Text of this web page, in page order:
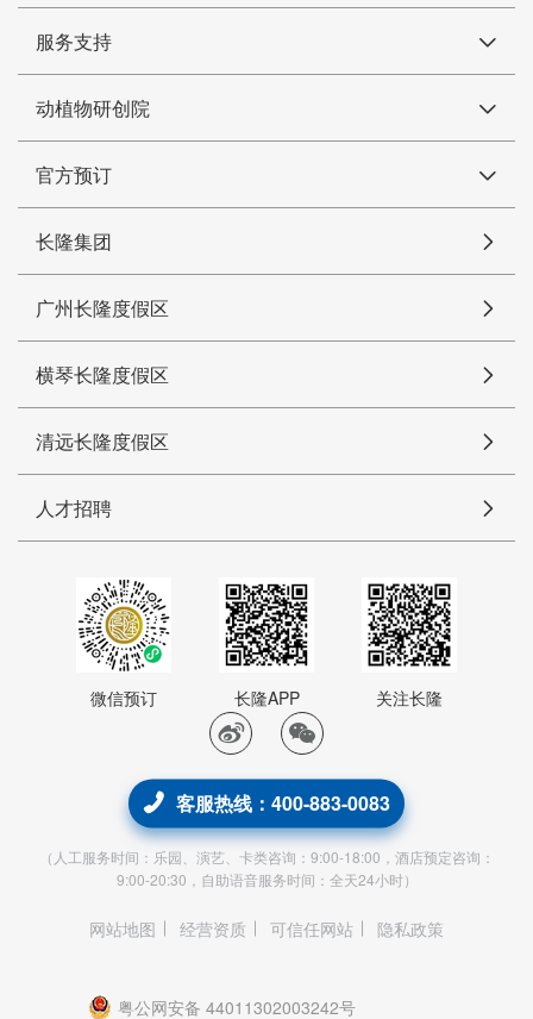
服务支持
动植物研创院
官方预订
长隆集团
广州长隆度假区
横琴长隆度假区
清远长隆度假区
人才招聘
微信预订 长隆APP 关注长隆
客服热线：400-883-0083
（人工服务时间：乐园、演艺、卡类咨询：9:00-18:00，酒店预定咨询：
9:00-20:30，自助语音服务时间：全天24小时）
网站地图 经营资质 可信任网站 隐私政策
粤公网安备 44011302003242号